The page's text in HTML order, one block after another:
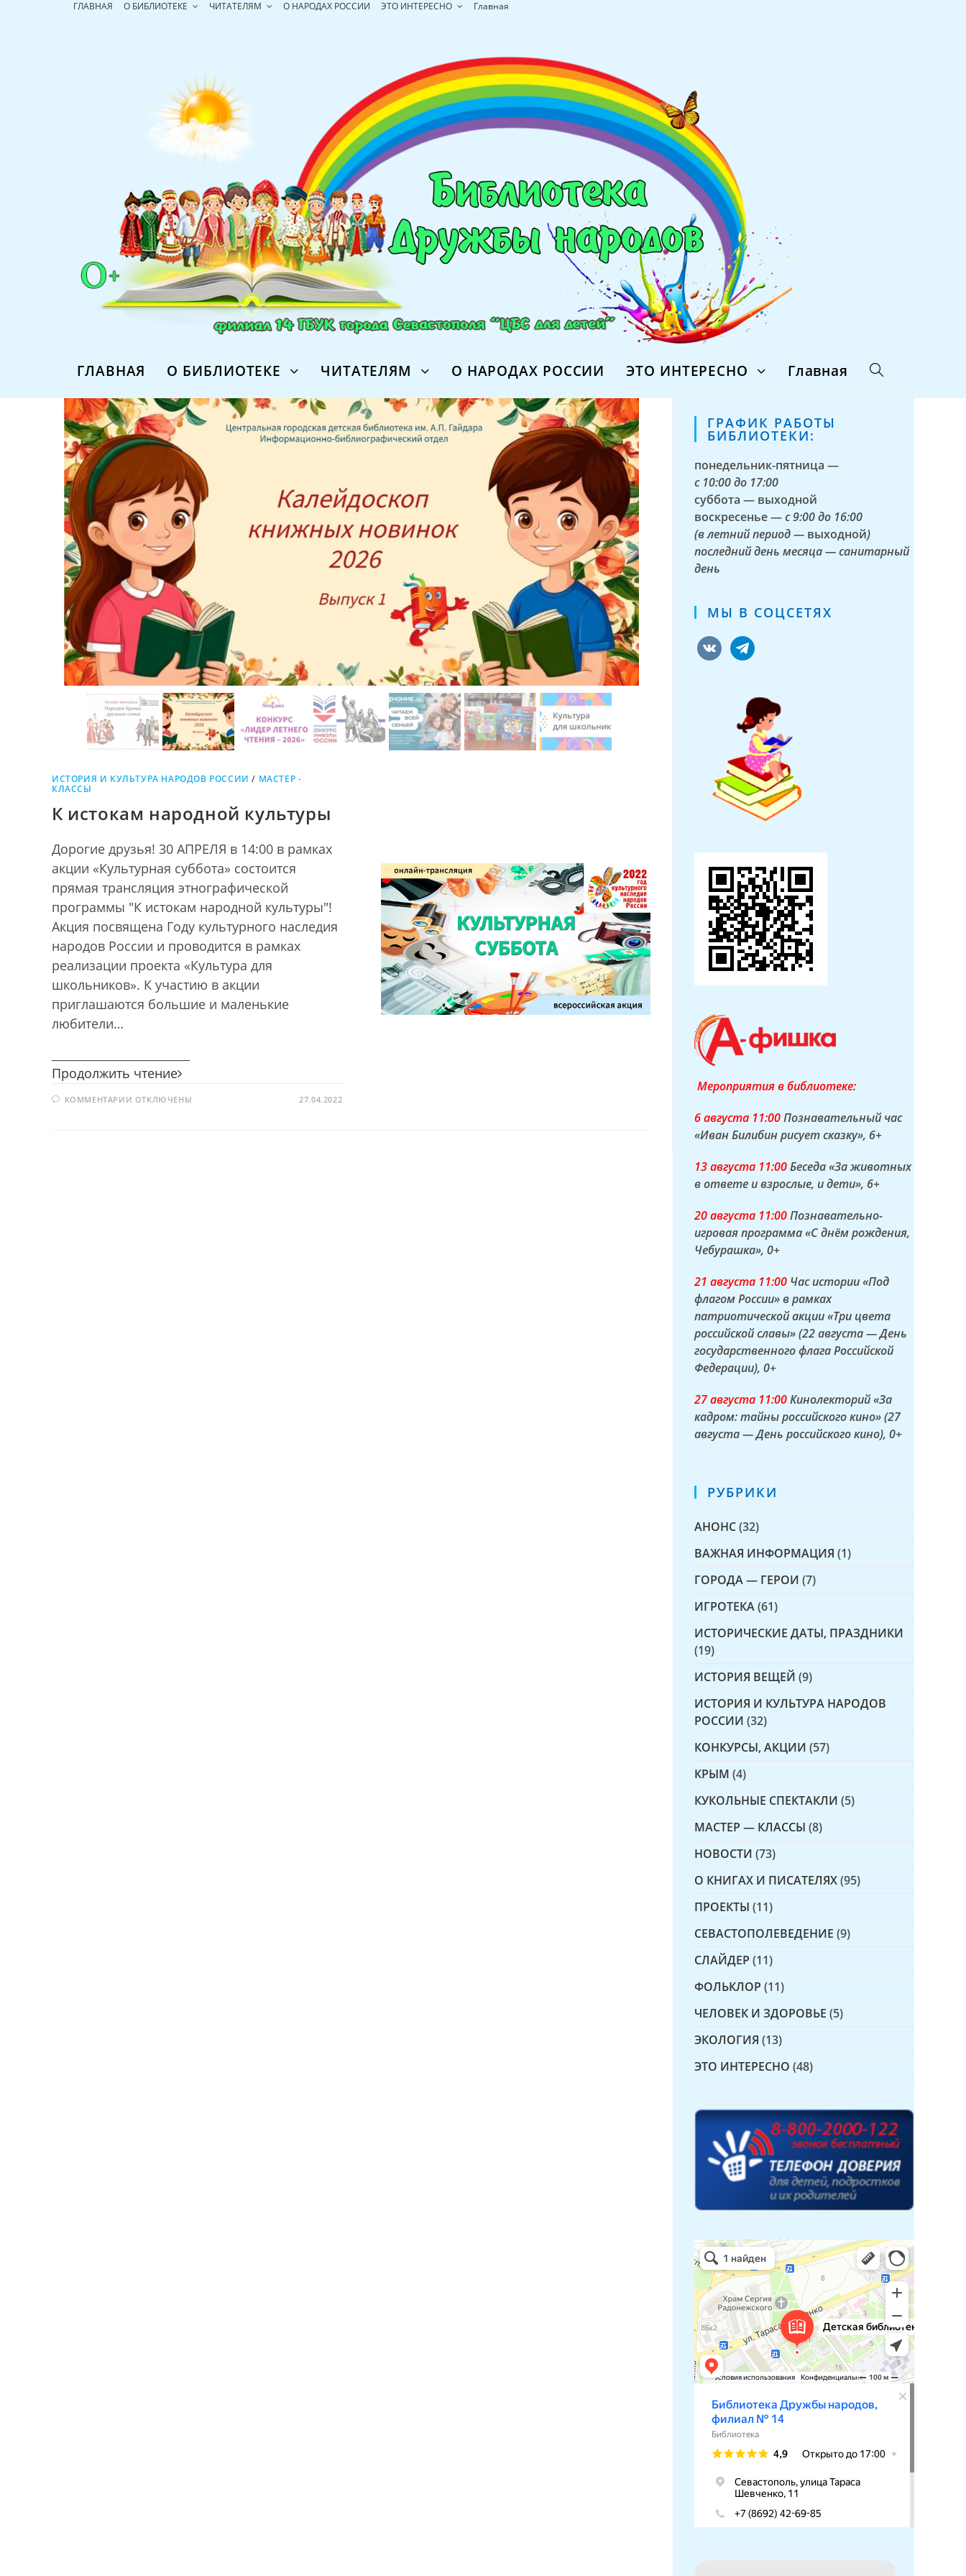
ГЛАВНАЯ О БИБЛИОТЕКЕ ЧИТАТЕЛЯМ О НАРОДАХ РОССИИ ЭТО ИНТЕРЕСНО Главная
ГЛАВНАЯ О БИБЛИОТЕКЕ ЧИТАТЕЛЯМ О НАРОДАХ РОССИИ ЭТО ИНТЕРЕСНО Главная
ИСТОРИЯ И КУЛЬТУРА НАРОДОВ РОССИИ / МАСТЕР -
КЛАССЫ
К истокам народной культуры
Дорогие друзья! 30 АПРЕЛЯ в 14:00 в рамках
акции «Культурная суббота» состоится
прямая трансляция этнографической
программы "К истокам народной культуры"!
Акция посвящена Году культурного наследия
народов России и проводится в рамках
реализации проекта «Культура для
школьников». К участию в акции
приглашаются большие и маленькие
любители…
Продолжить чтение К
народной
КОММЕНТАРИИ КОТКЛЮЧЕНЫ 27.04.2022
ГРАФИК РАБОТЫ
БИБЛИОТЕКИ:
понедельник-пятница —
с 10:00 до 17:00
суббота — выходной
воскресенье —с 9:00 до 16:00
(в летний период — выходной)
последний день месяца — санитарный
день
МЫ В СОЦСЕТЯХ
vkontaktetelegram
Мероприятия в библиотеке:
6 августа 11:00Познавательный час
«Иван Билибин рисует сказку», 6+
13 августа 11:00Беседа «За животных
в ответе и взрослые, и дети», 6+
20 августа 11:00Познавательно-
игровая программа «С днём рождения,
Чебурашка», 0+
21 августа 11:00 Час истории «Под
флагом России» в рамках
патриотической акции «Три цвета
российской славы» (22 августа — День
государственного флага Российской
Федерации), 0+
27 августа 11:00Кинолекторий «За
кадром: тайны российского кино» (27
августа — День российского кино), 0+
РУБРИКИ
АНОНС(32)
ВАЖНАЯ ИНФОРМАЦИЯ (1)
ГОРОДА — ГЕРОИ (7)
ИГРОТЕКА(61)
ИСТОРИЧЕСКИЕ ДАТЫ, ПРАЗДНИКИ
(19)
ИСТОРИЯ ВЕЩЕЙ (9)
ИСТОРИЯ И КУЛЬТУРА НАРОДОВ
РОССИИ (32)
КОНКУРСЫ, АКЦИИ (57)
КРЫМ (4)
КУКОЛЬНЫЕ СПЕКТАКЛИ (5)
МАСТЕР — КЛАССЫ (8)
НОВОСТИ (73)
О КНИГАХ И ПИСАТЕЛЯХ(95)
ПРОЕКТЫ (11)
СЕВАСТОПОЛЕВЕДЕНИЕ (9)
СЛАЙДЕР (11)
ФОЛЬКЛОР (11)
ЧЕЛОВЕК И ЗДОРОВЬЕ (5)
ЭКОЛОГИЯ (13)
ЭТО ИНТЕРЕСНО (48)
Детская библиотека № 14 Дружбы народов
Библиотека в Севастополе